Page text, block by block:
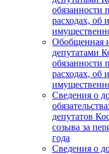
обязанности
расходах, об
Обобщенная
депутатами
обязанности
расходах, об
Сведения о
депутатов
созыва за
года
Сведения о